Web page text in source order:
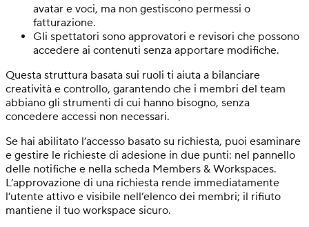
avatar e voci, ma non gestiscono permessi o
fatturazione.
Gli spettatori sono approvatori e revisori che possono
accedere ai contenuti senza apportare modifiche.
Questa struttura basata sui ruoli ti aiuta a bilanciare
creatività e controllo, garantendo che i membri del team
abbiano gli strumenti di cui hanno bisogno, senza
concedere accessi non necessari.
Se hai abilitato l’accesso basato su richiesta, puoi esaminare
e gestire le richieste di adesione in due punti: nel pannello
delle notifiche e nella scheda Members & Workspaces.
L’approvazione di una richiesta rende immediatamente
l’utente attivo e visibile nell’elenco dei membri; il rifiuto
mantiene il tuo workspace sicuro.